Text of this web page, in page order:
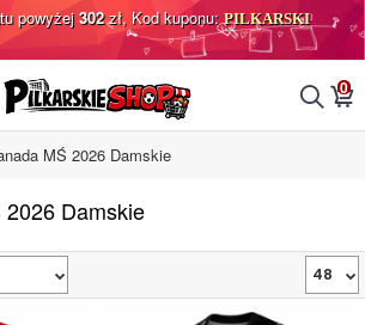
powyżej302zł, Kod kuponu:PILKARSKI
󰂨 0
󰃦
MŚ 2026 Damskie
Damskie